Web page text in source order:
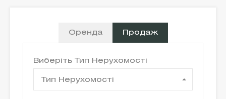
Оренда Продаж
Виберіть Тип Нерухомості
Тип Нерухомості